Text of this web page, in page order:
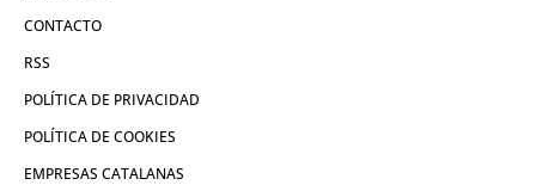
CONTACTO
RSS
POLÍTICA DE PRIVACIDAD
POLÍTICA DE COOKIES
EMPRESAS CATALANAS